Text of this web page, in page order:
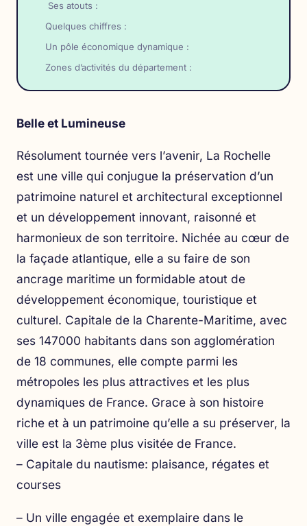
Ses atouts :
Quelques chiffres :
Un pôle économique dynamique :
Zones d’activités du département :
Belle et Lumineuse
Résolument tournée vers l’avenir, La Rochelle
est une ville qui conjugue la préservation d’un
patrimoine naturel et architectural exceptionnel
et un développement innovant, raisonné et
harmonieux de son territoire. Nichée au cœur de
la façade atlantique, elle a su faire de son
ancrage maritime un formidable atout de
développement économique, touristique et
culturel. Capitale de la Charente-Maritime, avec
ses 147000 habitants dans son agglomération
de 18 communes, elle compte parmi les
métropoles les plus attractives et les plus
dynamiques de France. Grace à son histoire
riche et à un patrimoine qu’elle a su préserver, la
ville est la 3ème plus visitée de France.
– Capitale du nautisme: plaisance, régates et
courses
– Un ville engagée et exemplaire dans le